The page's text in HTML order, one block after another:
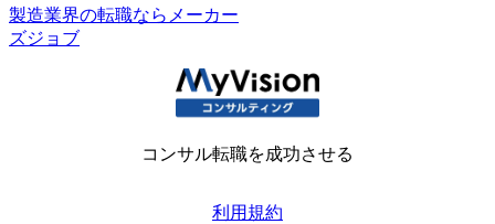
製造業界の転職ならメーカー
ズジョブ
コンサル転職を成功させる
利用規約